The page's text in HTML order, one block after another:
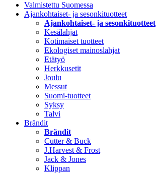
Valmistettu Suomessa
Ajankohtaiset- ja sesonkituotteet
Ajankohtaiset- ja sesonkituotteet
Kesälahjat
Kotimaiset tuotteet
Ekologiset mainoslahjat
Etätyö
Herkkusetit
Joulu
Messut
Suomi-tuotteet
Syksy
Talvi
Brändit
Brändit
Cutter & Buck
J.Harvest & Frost
Jack & Jones
Klippan